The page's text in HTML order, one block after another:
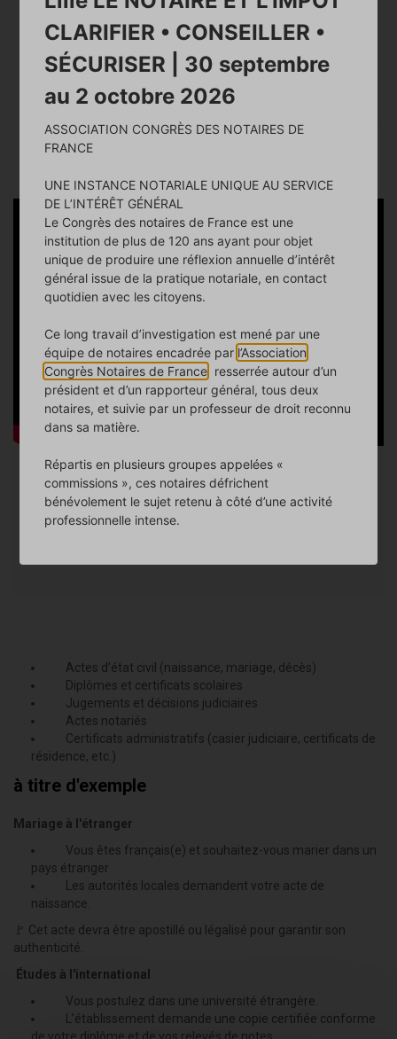
Nouvelle procédure pour la
reconnaissance des documents
Actes d’état civil (naissance, mariage, décès)
Diplômes et certificats scolaires
Jugements et décisions judiciaires
Actes notariés
Certificats administratifs (casier judiciaire, certificats de
résidence, etc.)
à titre d'exemple
Mariage à l'étranger
Vous êtes français(e) et souhaitez-vous marier dans un
pays étranger
Les autorités locales demandent votre acte de
naissance.
🚩 Cet acte devra être apostillé ou légalisé pour garantir son
authenticité.
Études à l'international
Vous postulez dans une université étrangère.
L’établissement demande une copie certifiée conforme
de votre diplôme et de vos relevés de notes.
CLARIFIER • CONSEILLER •
SÉCURISER | 30 septembre
au 2 octobre 2026
ASSOCIATION CONGRÈS DES NOTAIRES DE
FRANCE
UNE INSTANCE NOTARIALE UNIQUE AU SERVICE
DE L’INTÉRÊT GÉNÉRAL
Le Congrès des notaires de France est une
institution de plus de 120 ans ayant pour objet
unique de produire une réflexion annuelle d’intérêt
général issue de la pratique notariale, en contact
quotidien avec les citoyens.
Ce long travail d’investigation est mené par une
équipe de notaires encadrée par l’Association
Congrès Notaires de France , resserrée autour d’un
président et d’un rapporteur général, tous deux
notaires, et suivie par un professeur de droit reconnu
dans sa matière.
Répartis en plusieurs groupes appelées «
commissions », ces notaires défrichent
bénévolement le sujet retenu à côté d’une activité
professionnelle intense.